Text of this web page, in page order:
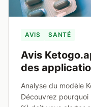
AVIS SANTÉ
Avis
des
de confiance
Analyse du modèle
Découvrez